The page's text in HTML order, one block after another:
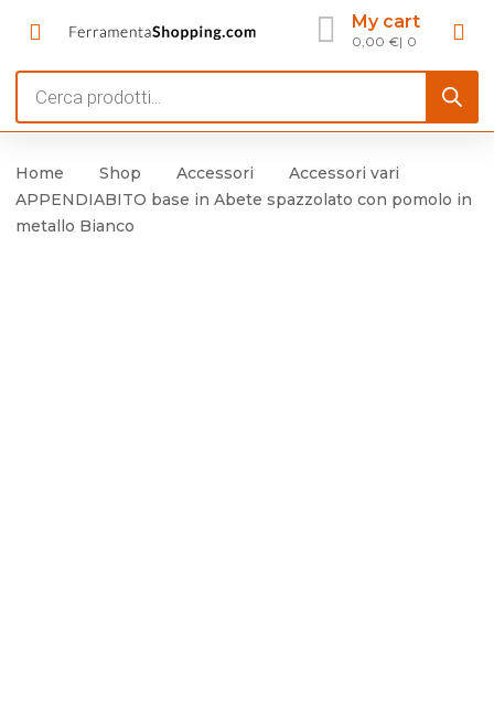
My cart
0,00 € 0
search
Home Shop Accessori
Accessori vari
APPENDIABITO base in Abete spazzolato con pomolo in
metallo Bianco